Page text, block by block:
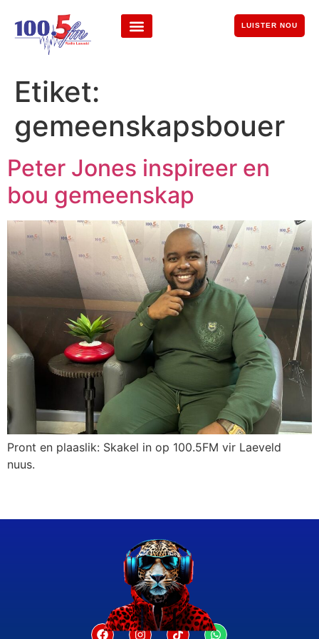
LUISTER NOU
Etiket:
gemeenskapsbouer
Peter Jones inspireer en
bou gemeenskap
Pront en plaaslik: Skakel in op 100.5FM vir Laeveld
nuus.